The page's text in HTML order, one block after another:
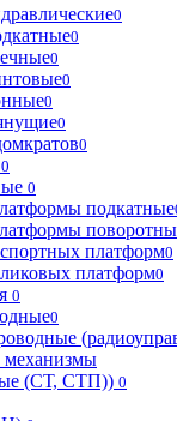
0
0
0
0
0
0
0
0
0
подкатные
платформ0
платформ0
0
0
механизмы
(СТ, СТП)) 0